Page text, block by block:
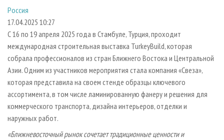
СУШКА ДРЕВЕСИНЫ
ПРОИЗВОДСТВО ДРЕВЕСНЫХ ПЛИТ
ДЕРЕВЯННОЕ ДОМОСТРОЕНИЕ
ПРОИЗВОДСТВО МЕБЕЛИ
БИОЭНЕРГЕТИКА
ЦБП
ИНСТРУМЕНТ И МАТЕРИАЛЫ
ПЕРСОНЫ
МОБИЛЬНЫЕ ВЫСТАВКИ
ОФИЦИАЛЬНЫЕ ДЕЛЕГАЦИИ
ПРИОРИТЕТНЫЕ ИНВЕСТПРОЕКТЫ
RUSSIAN FORESTRY REVIEW
ГАЗЕТА ЛЕСПРОМФОРУМ
БИБЛИОТЕКА СПЕЦИАЛИСТА
КОНТАКТЫ
РЕКЛАМОДАТЕЛЯМ
РЕКЛАМА
РЕКЛАМА НА САЙТЕ
Россия
17.04.2025 10:27
С 16 по 19 апреля 2025 года в Стамбуле, Турция, проходит
международная строительная выставка TurkeyBuild, которая
собрала профессионалов из стран Ближнего Востока и Центральной
Азии. Одним из участников мероприятия стала компания «Свеза»,
которая представила на своем стенде образцы ключевого
ассортимента, в том числе ламинированную фанеру и решения для
коммерческого транспорта, дизайна интерьеров, отделки и
наружных работ.
«Ближневосточный рынок сочетает традиционные ценности и